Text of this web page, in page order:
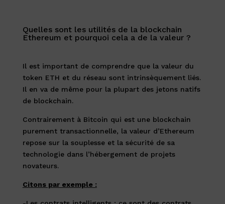
Quelles sont les utilités de la blockchain
Ethereum et pourquoi cela a de la valeur ?
Il est important de comprendre que la valeur du
token ETH et du réseau sont intrinsèquement liés.
Il en va de même pour la plupart des jetons natifs
de blockchain.
Contrairement à Bitcoin qui est une blockchain
purement transactionnelle, la valeur d’Ethereum
repose sur la souplesse et la sécurité de sa
technologie dans l’hébergement de projets
novateurs.
Citons par exemple :